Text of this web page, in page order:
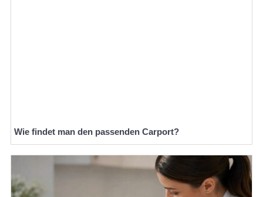
Wie findet man den passenden Carport?